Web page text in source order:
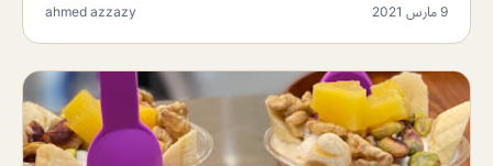
9 مارس 2021 ahmed azzazy